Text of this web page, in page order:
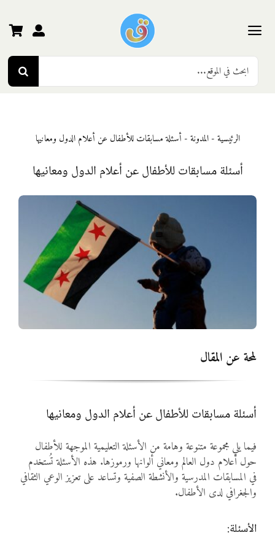
content
Toggle
Navigation
الرئيسية
المرحلة الأولى
المرحلة الثانية
أنواع الموارد
الألعاب التفاعلية
Search
for:
الرئيسية-المدونة-أسئلة مسابقات للأطفال عن أعلام الدول ومعانيها
أسئلة مسابقات للأطفال عن أعلام الدول ومعانيها
لمحة عن المقال
أسئلة مسابقات للأطفال عن أعلام الدول ومعانيها
فيما يلي مجموعة متنوعة وهامة من الأسئلة التعليمية الموجهة للأطفال
حول أعلام دول العالم ومعاني ألوانها ورموزها. هذه الأسئلة تُستخدم
في المسابقات المدرسية والأنشطة الصفية وتساعد على تعزيز الوعي الثقافي
والجغرافي لدى الأطفال.
الأسئلة: